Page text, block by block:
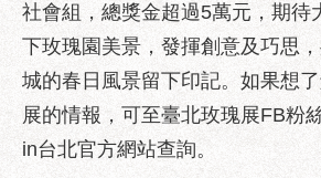
常
見
問
答
雙
語
社會組，總獎金超過5萬元，期待
下玫瑰園美景，發揮創意及巧思
城的春日風景留下印記。如果想
展的情報，可至臺北玫瑰展FB粉
in台北官方網站查詢。